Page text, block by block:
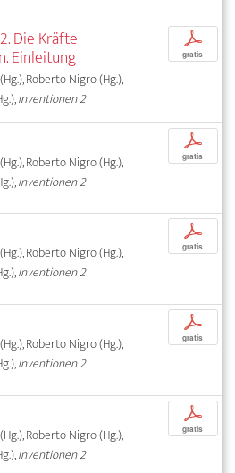
Die Kräfte
Einleitung
Roberto Nigro (Hg.),
Inventionen 2
p
gratis
Roberto Nigro (Hg.),
Inventionen 2
p
gratis
Roberto Nigro (Hg.),
Inventionen 2
p
gratis
Roberto Nigro (Hg.),
Inventionen 2
p
gratis
Roberto Nigro (Hg.),
Inventionen 2
p
gratis